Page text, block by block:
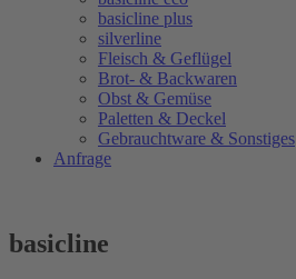
basicline plus
silverline
Fleisch & Geflügel
Brot- & Backwaren
Obst & Gemüse
Paletten & Deckel
Gebrauchtware & Sonstiges
Anfrage
basicline